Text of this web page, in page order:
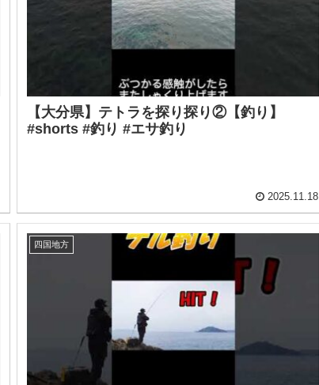
【大分県】テトラを探り探り②【釣り】
#shorts #釣り #エサ釣り
2025.11.18
四国地方